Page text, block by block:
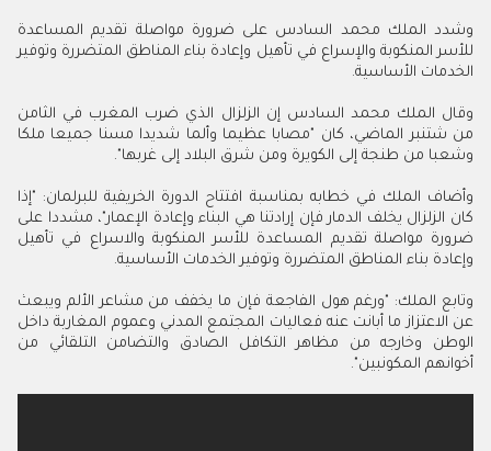
وشدد الملك محمد السادس على ضرورة مواصلة تقديم المساعدة
للأسر المنكوبة والإسراع في تأهيل وإعادة بناء المناطق المتضررة وتوفير
الخدمات الأساسية.
وقال الملك محمد السادس إن الزلزال الذي ضرب المغرب في الثامن
من شتنبر الماضي، كان "مصابا عظيما وألما شديدا مسنا جميعا ملكا
وشعبا من طنجة إلى الكويرة ومن شرق البلاد إلى غربها".
وأضاف الملك في خطابه بمناسبة افتتاح الدورة الخريفية للبرلمان: "إذا
كان الزلزال يخلف الدمار فإن إرادتنا هي البناء وإعادة الإعمار"، مشددا على
ضرورة مواصلة تقديم المساعدة للأسر المنكوبة والاسراع في تأهيل
وإعادة بناء المناطق المتضررة وتوفير الخدمات الأساسية.
وتابع الملك: "ورغم هول الفاجعة فإن ما يخفف من مشاعر الألم ويبعث
عن الاعتزاز ما أبانت عنه فعاليات المجتمع المدني وعموم المغاربة داخل
الوطن وخارجه من مظاهر التكافل الصادق والتضامن التلقائي من
أخوانهم المكونبين".